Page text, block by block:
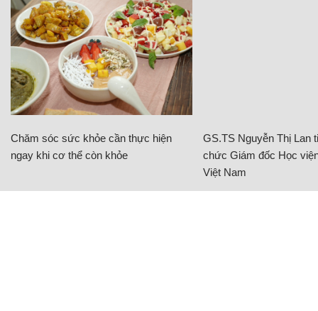
Chăm sóc sức khỏe cần thực hiện
ngay khi cơ thể còn khỏe
GS.TS Nguyễn Thị Lan
chức Giám đốc Học
Việt Nam